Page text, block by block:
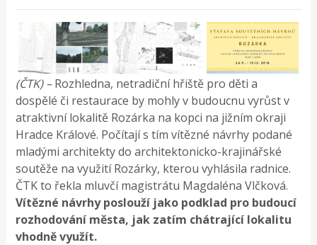
(ČTK) –Rozhledna, netradiční hřiště pro děti a
dospělé či restaurace by mohly v budoucnu vyrůst v
atraktivní lokalitě Rozárka na kopci na jižním okraji
Hradce Králové. Počítají s tím vítězné návrhy podané
mladými architekty do architektonicko-krajinářské
soutěže na využití Rozárky, kterou vyhlásila radnice.
ČTK to řekla mluvčí magistrátu Magdaléna Vlčková.
Vítězné návrhy poslouží jako podklad pro budoucí
rozhodování města, jak zatím chátrající lokalitu
vhodně využít.